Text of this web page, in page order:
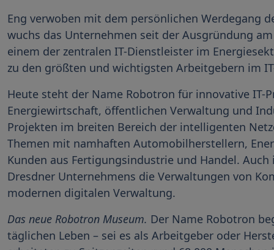
Eng verwoben mit dem persönlichen Werdegang
wuchs das Unternehmen seit der Ausgründung
einem der zentralen IT-Dienstleister im
zu den größten und wichtigsten Arbeitgebern im
Heute steht der Name Robotron für innovative IT-
Energiewirtschaft, öffentlichen Verwaltung und
Projekten im breiten Bereich der intelligenten
Themen mit namhaften Automobilherstellern,
Kunden aus Fertigungsindustrie und Handel.
Dresdner Unternehmens die Verwaltungen von
modernen digitalen Verwaltung.
Das neue Robotron Museum. Der Name Robotron
täglichen Leben – sei es als Arbeitgeber oder